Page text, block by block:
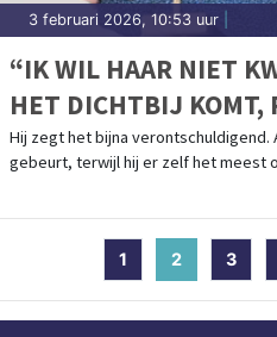
3 februari 2026, 10:53 uur
“IK WIL HAAR NIET
HET DICHTBIJ KOMT,
KWIJT.”
Hij zegt het bijna
gebeurt, terwijl hij er zelf het meest
1 2 (current)
3